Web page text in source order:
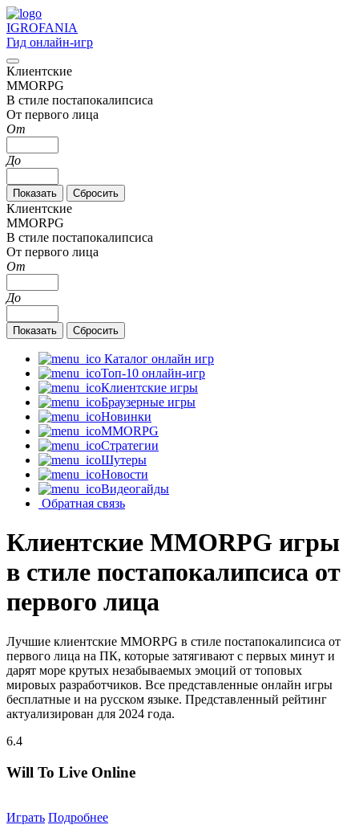
IGROFANIA
Гид онлайн-игр
Клиентские
MMORPG
В стиле постапокалипсиса
От первого лица
От
До
Клиентские
MMORPG
В стиле постапокалипсиса
От первого лица
От
До
Каталог онлайн игр
Топ-10 онлайн-игр
Клиентские игры
Браузерные игры
Новинки
MMORPG
Стратегии
Шутеры
Новости
Видеогайды
Обратная связь
Клиентские MMORPG игры
в стиле постапокалипсиса от
первого лица
Лучшие клиентские MMORPG в стиле постапокалипсиса от
первого лица на ПК, которые затягивают с первых минут и
дарят море крутых незабываемых эмоций от топовых
мировых разработчиков. Все представленные онлайн игры
бесплатные и на русском языке. Представленный рейтинг
актуализирован для 2024 года.
6.4
Will To Live Online
Играть Подробнее